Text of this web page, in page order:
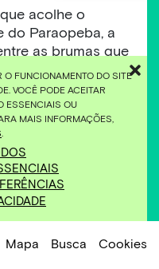
FUNCIONAMENTO DO SITE
VOCÊ PODE ACEITAR
ESSENCIAIS OU
MAIS INFORMAÇÕES,
acolhe o
do Paraopeba, a
as brumas que
dão nome à
e uma história
Desde sua
faz parte de
do Inhotim,
de
indiretos,
que possibilitam
rural e de
Mapa Busca Cookies